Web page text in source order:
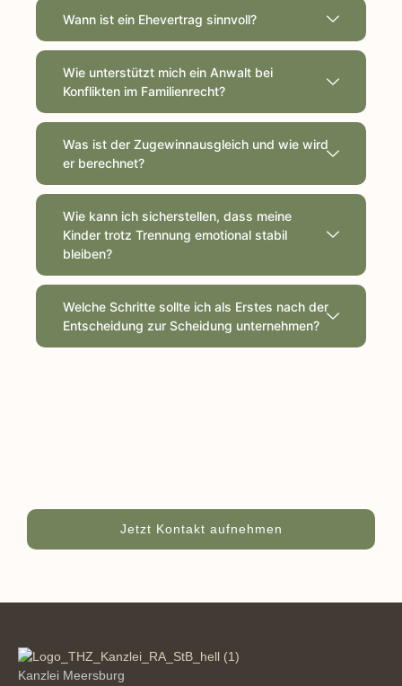
Wann ist ein Ehevertrag sinnvoll?
Wie unterstützt mich ein Anwalt bei
Konflikten im Familienrecht?
Was ist der Zugewinnausgleich und wie wird
er berechnet?
Wie kann ich sicherstellen, dass meine
Kinder trotz Trennung emotional stabil
bleiben?
Welche Schritte sollte ich als Erstes nach der
Entscheidung zur Scheidung unternehmen?
Jetzt Kontakt aufnehmen
Kanzlei Meersburg